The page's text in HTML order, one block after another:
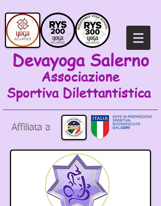
Devayoga Salerno
Associazione
Sportiva Dilettantistica
Affiliata a